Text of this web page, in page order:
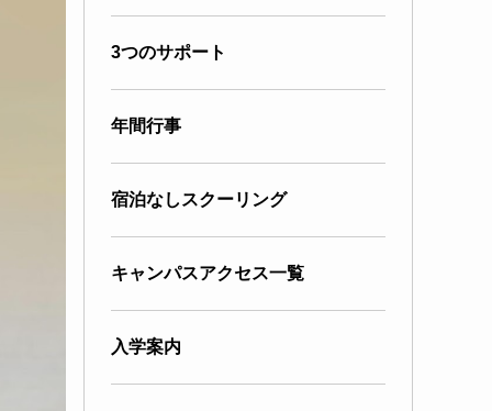
3つのサポート
年間行事
宿泊なしスクーリング
キャンパスアクセス一覧
入学案内